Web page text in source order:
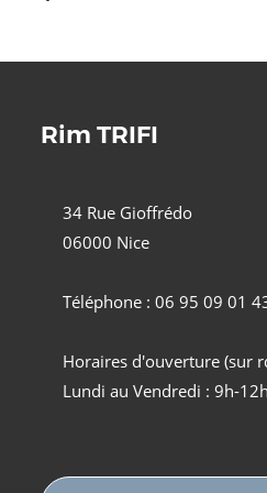
Rim TRIFI
34 Rue Gioffrédo
06000 Nice
Téléphone : 06 95 09 01
Horaires d'ouverture (sur
Lundi au Vendredi : 9h-